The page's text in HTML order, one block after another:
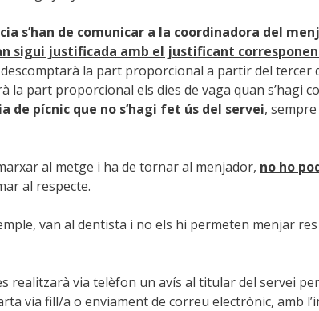
s’han de comunicar a la coordinadora del
sigui justificada amb el justificant
la part proporcional a partir del tercer
la part proporcional els dies de vaga quan s’hagi
de pícnic que no s’hagi fet ús del servei,
al metge i ha de tornar al menjador, no ho
al respecte.
van al dentista i no els hi permeten menjar
realitzarà via telèfon un avís al titular del servei
via fill/a o enviament de correu electrònic, amb